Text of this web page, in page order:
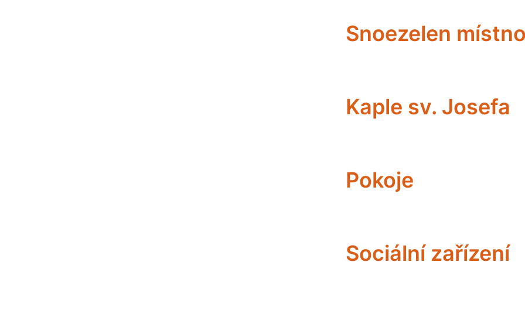
Snoezelen
Kaple sv. Josefa
Pokoje
Sociální zařízení